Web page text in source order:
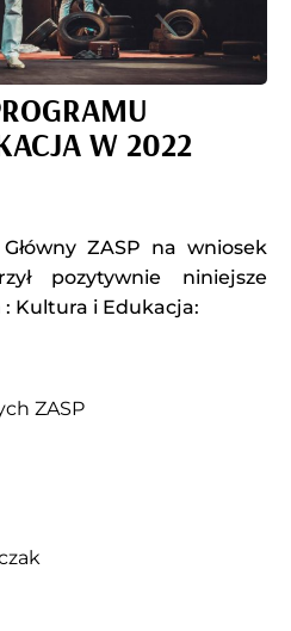
W 2022
ZASP na wniosek
pozytywnie niniejsze
Kultura i Edukacja:
ZASP